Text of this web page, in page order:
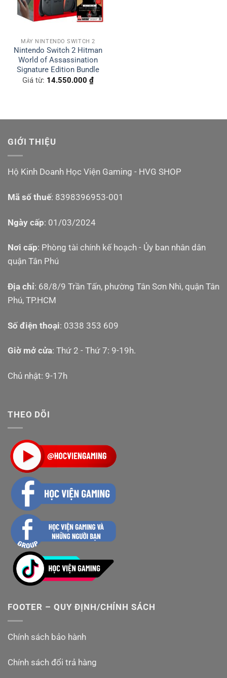
MÁY NINTENDO SWITCH 2
Nintendo Switch 2 Hitman
World of Assassination
Signature Edition Bundle
Giá từ: 14.550.000 ₫
GIỚI THIỆU
Hộ Kinh Doanh Học Viện Gaming - HVG SHOP
Mã số thuế: 8398396953-001
Ngày cấp: 01/03/2024
Nơi cấp: Phòng tài chính kế hoạch - Ủy ban nhân dân
quận Tân Phú
Địa chỉ: 68/8/9 Trần Tấn, phường Tân Sơn Nhì, quận Tân
Phú, TP.HCM
Số điện thoại: 0338 353 609
Giờ mở cửa: Thứ 2 - Thứ 7: 9-19h.
Chủ nhật: 9-17h
THEO DÕI
FOOTER – QUY ĐỊNH/CHÍNH SÁCH
Chính sách bảo hành
Chính sách đổi trả hàng